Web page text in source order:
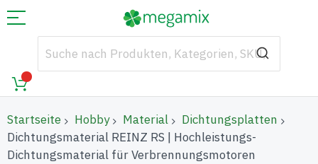
Startseite Hobby Material
Dichtungsplatten
Dichtungsmaterial REINZ RS | Hochleistungs-
Dichtungsmaterial für Verbrennungsmotoren